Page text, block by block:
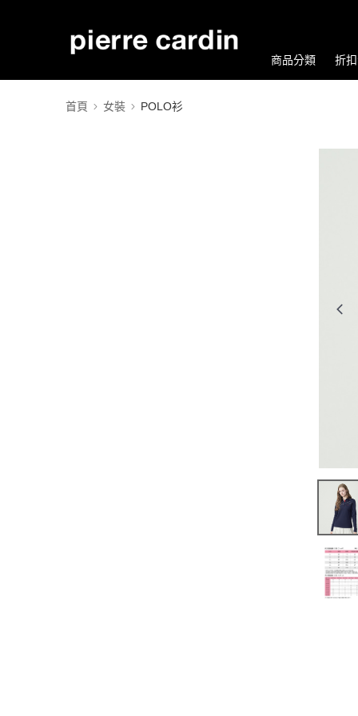
商品分類 折
首頁 女裝 POLO衫